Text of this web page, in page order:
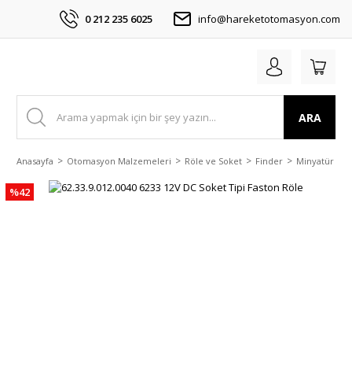
0 212 235 6025 info@hareketotomasyon.com
ARA
Anasayfa Otomasyon Malzemeleri Röle ve Soket Finder Minyatür
%42